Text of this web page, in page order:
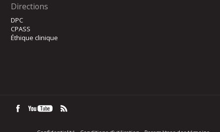
Directions
DPC
CPASS
Éthique clinique